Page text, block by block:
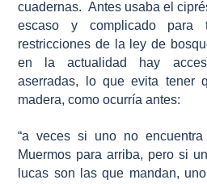
cuadernas. Antes usaba el
escaso y complicado para
restricciones de la ley de
en la actualidad hay
aserradas, lo que evita tener
madera, como ocurría antes:
“a veces si uno no
Muermos para arriba, pero si
lucas son las que mandan,